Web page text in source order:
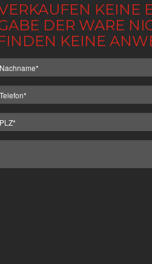
KEINE
DER WARE
KEINE